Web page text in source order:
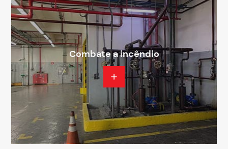
Combate a incêndio